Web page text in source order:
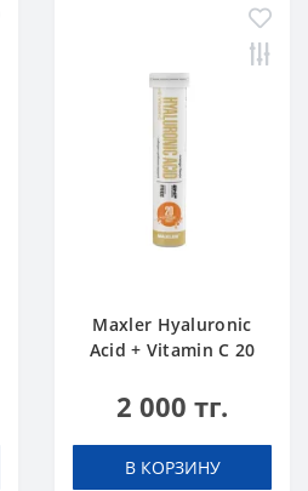
Maxler Hyaluronic
Acid + Vitamin C 20
2 000 тг.
В КОРЗИНУ